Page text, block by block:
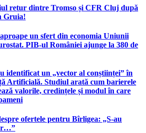
retur dintre Tromso și CFR Cluj după
Gruia!
un sfert din economia Uniunii
PIB-ul României ajunge la 380 de
identificat un „vector al conștiinței” în
Artificială. Studiul arată cum barierele
valorile, credințele și modul în care
ofertele pentru Bîrligea: „S-au